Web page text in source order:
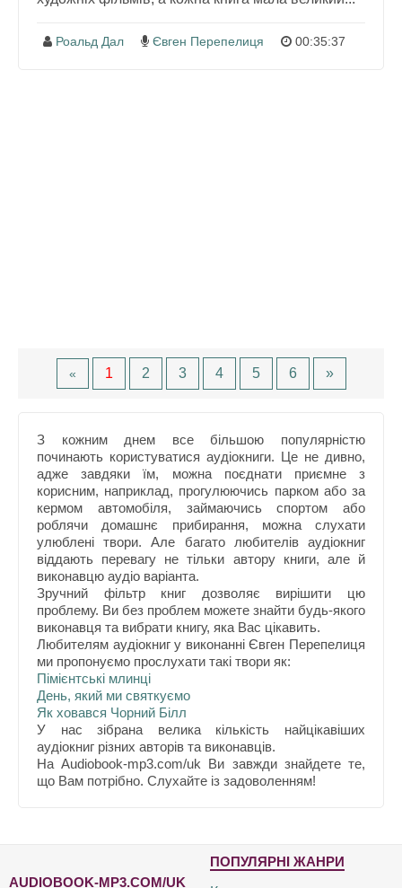
Роальд Дал Євген Перепелиця 00:35:37
« 1 2 3 4 5 6 »
З кожним днем все більшою популярністю
починають користуватися аудіокниги. Це не дивно,
адже завдяки їм, можна поєднати приємне з
корисним, наприклад, прогулюючись парком або за
кермом автомобіля, займаючись спортом або
роблячи домашнє прибирання, можна слухати
улюблені твори. Але багато любителів аудіокниг
віддають перевагу не тільки автору книги, але й
виконавцю аудіо варіанта.
Зручний фільтр книг дозволяє вирішити цю
проблему. Ви без проблем можете знайти будь-якого
виконавця та вибрати книгу, яка Вас цікавить.
Любителям аудіокниг у виконанні Євген Перепелиця
ми пропонуємо прослухати такі твори як:
Пімієнтські млинці
День, який ми святкуємо
Як ховався Чорний Білл
У нас зібрана велика кількість найцікавіших
аудіокниг різних авторів та виконавців.
На Audiobook-mp3.com/uk Ви завжди знайдете те,
що Вам потрібно. Слухайте із задоволенням!
AUDIOBOOK-MP3.COM/UK
ПОПУЛЯРНІ ЖАНРИ